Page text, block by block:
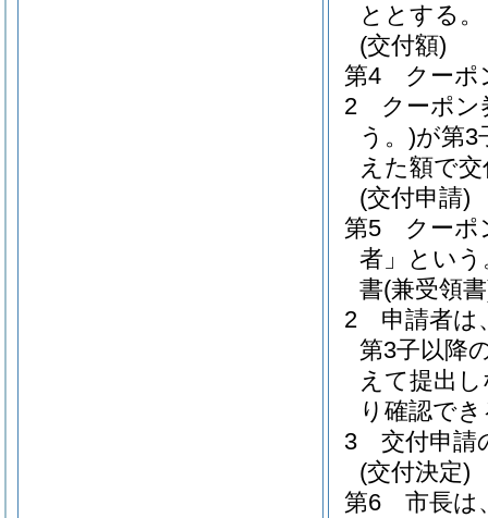
ととする。
(交付額)
第4 クーポ
2 クーポン
う。)が第3
えた額で
(交付申請)
第5 クーポ
者」という
書(兼受領
2 申請者は
第3子以降
えて提出
り確認で
3 交付申請
(交付決定)
第6 市長は